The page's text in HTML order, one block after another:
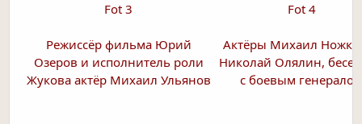
Fot 3
Режиссёр фильма Юрий
Озеров и исполнитель роли
Жукова актёр Михаил Ульянов
Fot 4
Актёры Михаил
Николай Олялин,
с боевым